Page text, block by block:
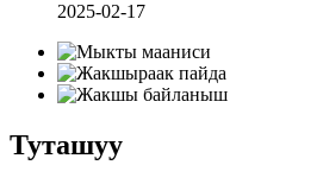
2025-02-17
Туташуу